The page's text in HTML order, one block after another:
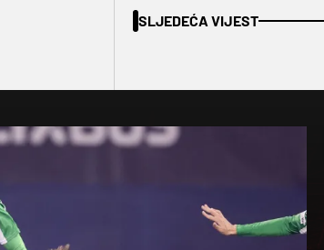
SLJEDEĆA VIJEST